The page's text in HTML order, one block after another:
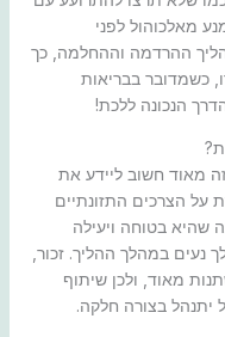
מאלכוהול לפני
ההרדמה וההחלמה, כך
כשמדובר בבריאות
הנכונה ללכת!
מאוד חשוב ליידע את
על הצרכים התזונתיים
שהיא בטוחה ויעילה
נעים במהלך ההליך. זכור,
מאוד, ולכן שיתוף
בצורה חלקה.